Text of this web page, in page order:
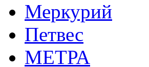
Меркурий
Петвес
МЕТРА